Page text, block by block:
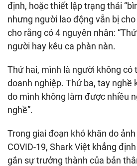
định, hoặc thiết lập trạng thái
nhưng người lao động vẫn bị
cho rằng có 4 nguyên nhân:
người hay kêu ca phàn nàn.
Thứ hai, mình là người không có
doanh nghiệp. Thứ ba, tay nghề
do mình không làm được nhiều
nghề”.
Trong giai đoạn khó khăn do
COVID-19, Shark Việt khẳng
gắn sự trưởng thành của bản